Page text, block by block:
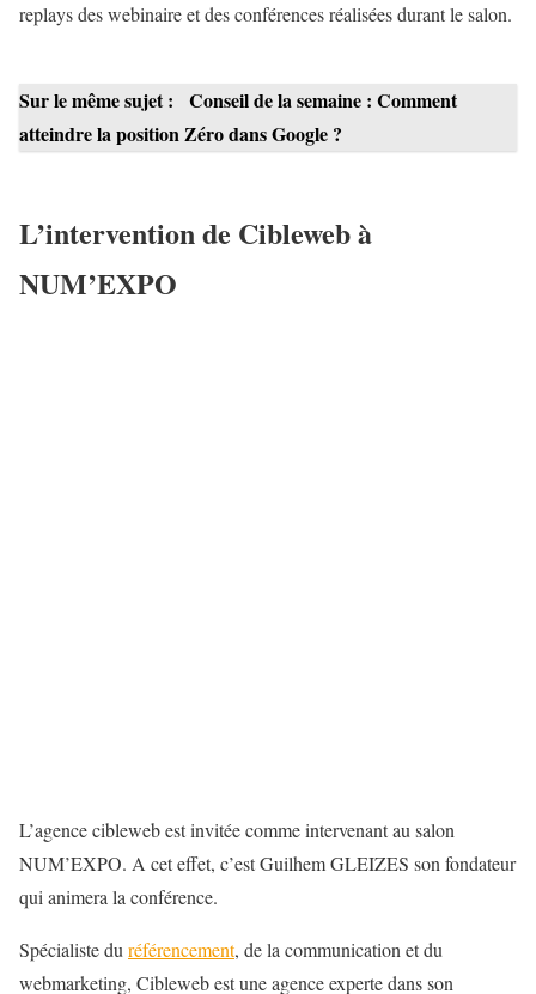
replays des webinaire et des conférences réalisées durant le salon.
Sur le même sujet :
Conseil de la semaine : Comment
atteindre la position Zéro dans Google ?
L’intervention de Cibleweb à
NUM’EXPO
L’agence cibleweb est invitée comme intervenant au salon
NUM’EXPO. A cet effet, c’est Guilhem GLEIZES son fondateur
qui animera la conférence.
Spécialiste du référencement, de la communication et du
webmarketing, Cibleweb est une agence experte dans son